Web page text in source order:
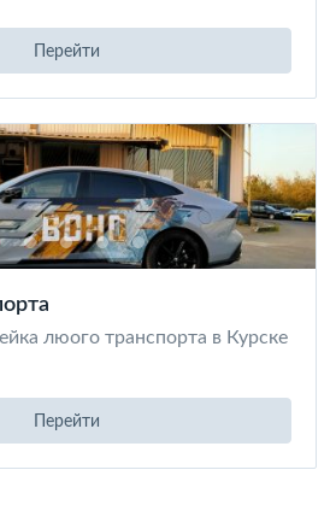
Перейти
люого транспорта в Курске
Перейти